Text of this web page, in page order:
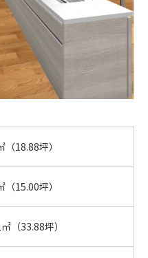
18.88坪）
15.00坪）
（33.88坪）